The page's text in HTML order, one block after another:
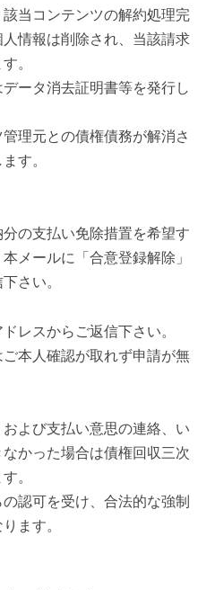
当コンテンツの解約処理完
情報は削除され、当該請求
。
ータ消去証明書等を発行し
理元との債権債務が解消さ
す。
の支払い免除措置を希望す
メールに「合意登録解除」
さい。
レスからご返信下さい。
本人確認が取れず申請が無
よび支払い意思の連絡、い
かった場合は債権回収三次
。
認可を受け、合法的な強制
ます。